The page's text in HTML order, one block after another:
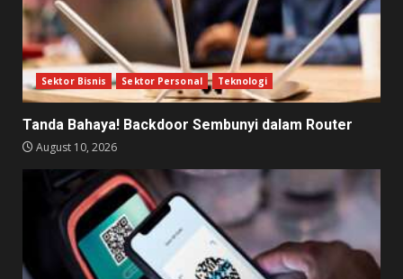
Sektor Bisnis Sektor Personal Teknologi
Tanda Bahaya! Backdoor Sembunyi dalam Router
August 10, 2026